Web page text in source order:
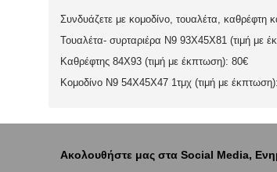
Συνδυάζετε με κομοδίνο, τουαλέτα, καθρέφτη
Τουαλέτα- συρταριέρα N9 93X45X81 (τιμή με
Καθρέφτης 84Χ93 (τιμή με έκπτωση): 80€
Κομοδίνο N9 54Χ45Χ47 1τμχ (τιμή με
Ακολουθήστε μας στα Social Media,